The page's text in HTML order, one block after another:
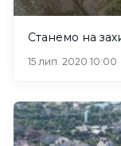
Станемо на
15 лип. 2020 10:00